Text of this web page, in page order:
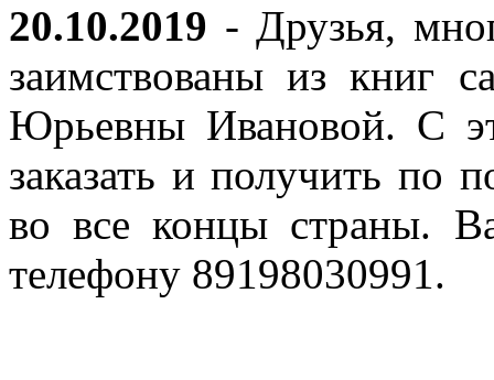
20.10.2019 - Друзья,
заимствованы из книг
Юрьевны Ивановой. С
заказать и получить по
во все концы страны.
телефону 89198030991.